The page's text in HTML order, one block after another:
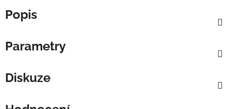
Popis
Parametry
Diskuze